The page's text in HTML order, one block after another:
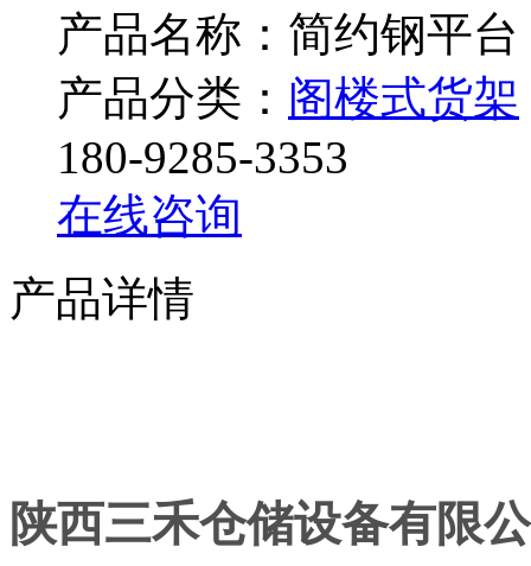
产品名称：简约钢平台
产品分类： 阁楼式货架
180-9285-3353
在线咨询
产品详情
陕西三禾仓储设备有限